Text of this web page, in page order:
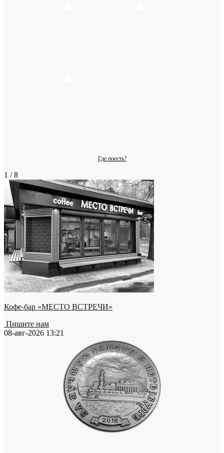
Где поесть?
1 / 8
Кофе-бар «МЕСТО ВСТРЕЧИ»
Пишите нам
08-авг-2026 13:21